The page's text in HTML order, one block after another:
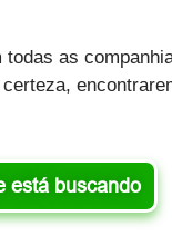
todas as
está buscando